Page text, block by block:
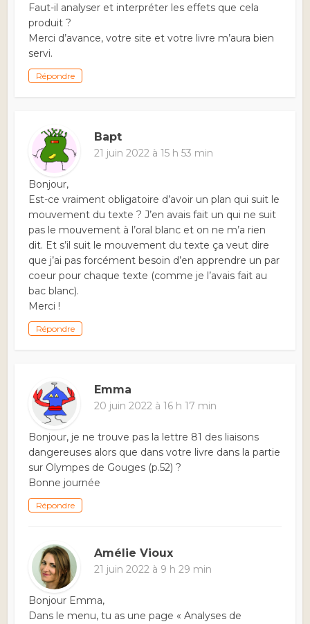
Faut-il analyser et interpréter les effets que cela
produit ?
Merci d’avance, votre site et votre livre m’aura bien
servi.
Répondre
Bapt
21 juin 2022 à 15 h 53 min
Bonjour,
Est-ce vraiment obligatoire d’avoir un plan qui suit le
mouvement du texte ? J’en avais fait un qui ne suit
pas le mouvement à l’oral blanc et on ne m’a rien
dit. Et s’il suit le mouvement du texte ça veut dire
que j’ai pas forcément besoin d’en apprendre un par
coeur pour chaque texte (comme je l’avais fait au
bac blanc).
Merci !
Répondre
Emma
20 juin 2022 à 16 h 17 min
Bonjour, je ne trouve pas la lettre 81 des liaisons
dangereuses alors que dans votre livre dans la partie
sur Olympes de Gouges (p.52) ?
Bonne journée
Répondre
Amélie Vioux
21 juin 2022 à 9 h 29 min
Bonjour Emma,
Dans le menu, tu as une page « Analyses de